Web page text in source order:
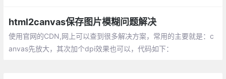
html2canvas保存图片模糊问题解决
使用官网的CDN,网上可以查到很多解决方案，常用的主要就是：c
anvas先放大，其次加个dpi效果也可以，代码如下：